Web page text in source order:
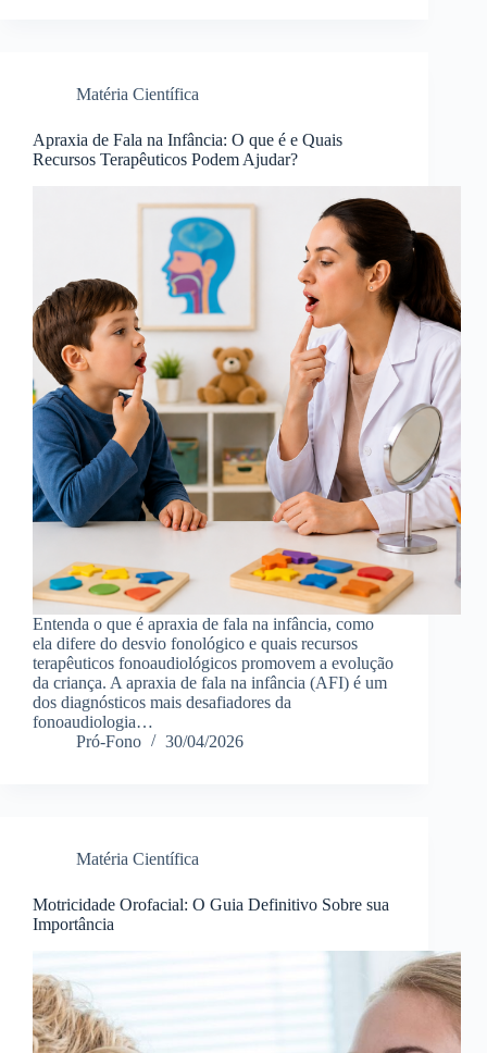
Matéria Científica
Apraxia de Fala na Infância: O que é e Quais
Recursos Terapêuticos Podem Ajudar?
Entenda o que é apraxia de fala na infância, como
ela difere do desvio fonológico e quais recursos
terapêuticos fonoaudiológicos promovem a evolução
da criança. A apraxia de fala na infância (AFI) é um
dos diagnósticos mais desafiadores da
fonoaudiologia…
Pró-Fono
30/04/2026
Matéria Científica
Motricidade Orofacial: O Guia Definitivo Sobre sua
Importância